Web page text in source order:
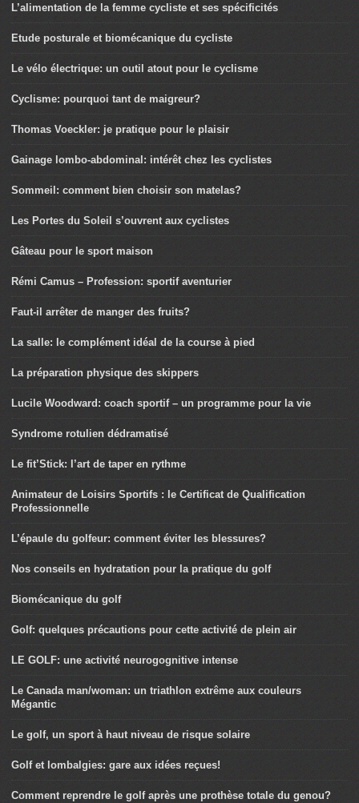
L’alimentation de la femme cycliste et ses spécificités
Etude posturale et biomécanique du cycliste
Le vélo électrique: un outil atout pour le cyclisme
Cyclisme: pourquoi tant de maigreur?
Thomas Voeckler: je pratique pour le plaisir
Gainage lombo-abdominal: intérêt chez les cyclistes
Sommeil: comment bien choisir son matelas?
Les Portes du Soleil s’ouvrent aux cyclistes
Gâteau pour le sport maison
Rémi Camus – Profession: sportif aventurier
Faut-il arrêter de manger des fruits?
La salle: le complément idéal de la course à pied
La préparation physique des skippers
Lucile Woodward: coach sportif – un programme pour la vie
Syndrome rotulien dédramatisé
Le fit’Stick: l’art de taper en rythme
Animateur de Loisirs Sportifs : le Certificat de Qualification
Professionnelle
L’épaule du golfeur: comment éviter les blessures?
Nos conseils en hydratation pour la pratique du golf
Biomécanique du golf
Golf: quelques précautions pour cette activité de plein air
LE GOLF: une activité neurogognitive intense
Le Canada man/woman: un triathlon extrême aux couleurs
Mégantic
Le golf, un sport à haut niveau de risque solaire
Golf et lombalgies: gare aux idées reçues!
Comment reprendre le golf après une prothèse totale du genou?